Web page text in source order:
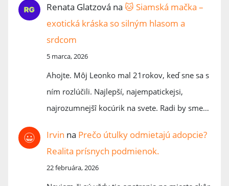
Renata Glatzová na🐱 Siamská mačka –
exotická kráska so silným hlasom a
srdcom
5 marca, 2026
Ahojte. Môj Leonko mal 21rokov, keď sne sa s
ním rozlúčili. Najlepší, najempatickejsi,
najrozumnejšî kocúrik na svete. Radi by sme…
Irvin na Prečo útulky odmietajú adopcie?
Realita prísnych podmienok.
22 februára, 2026